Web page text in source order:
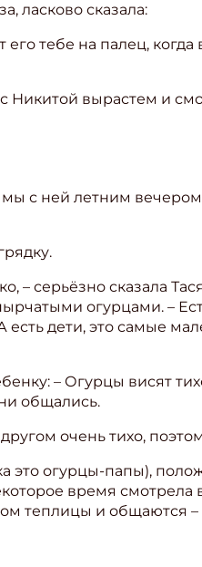
ласково сказала:
тебе на палец,
с Никитой вырастем и
мы с ней летним
– серьёзно сказала
огурцами. –
дети, это самые
– Огурцы висят
общались.
очень тихо,
это огурцы-папы),
время смотрела
теплицы и общаются